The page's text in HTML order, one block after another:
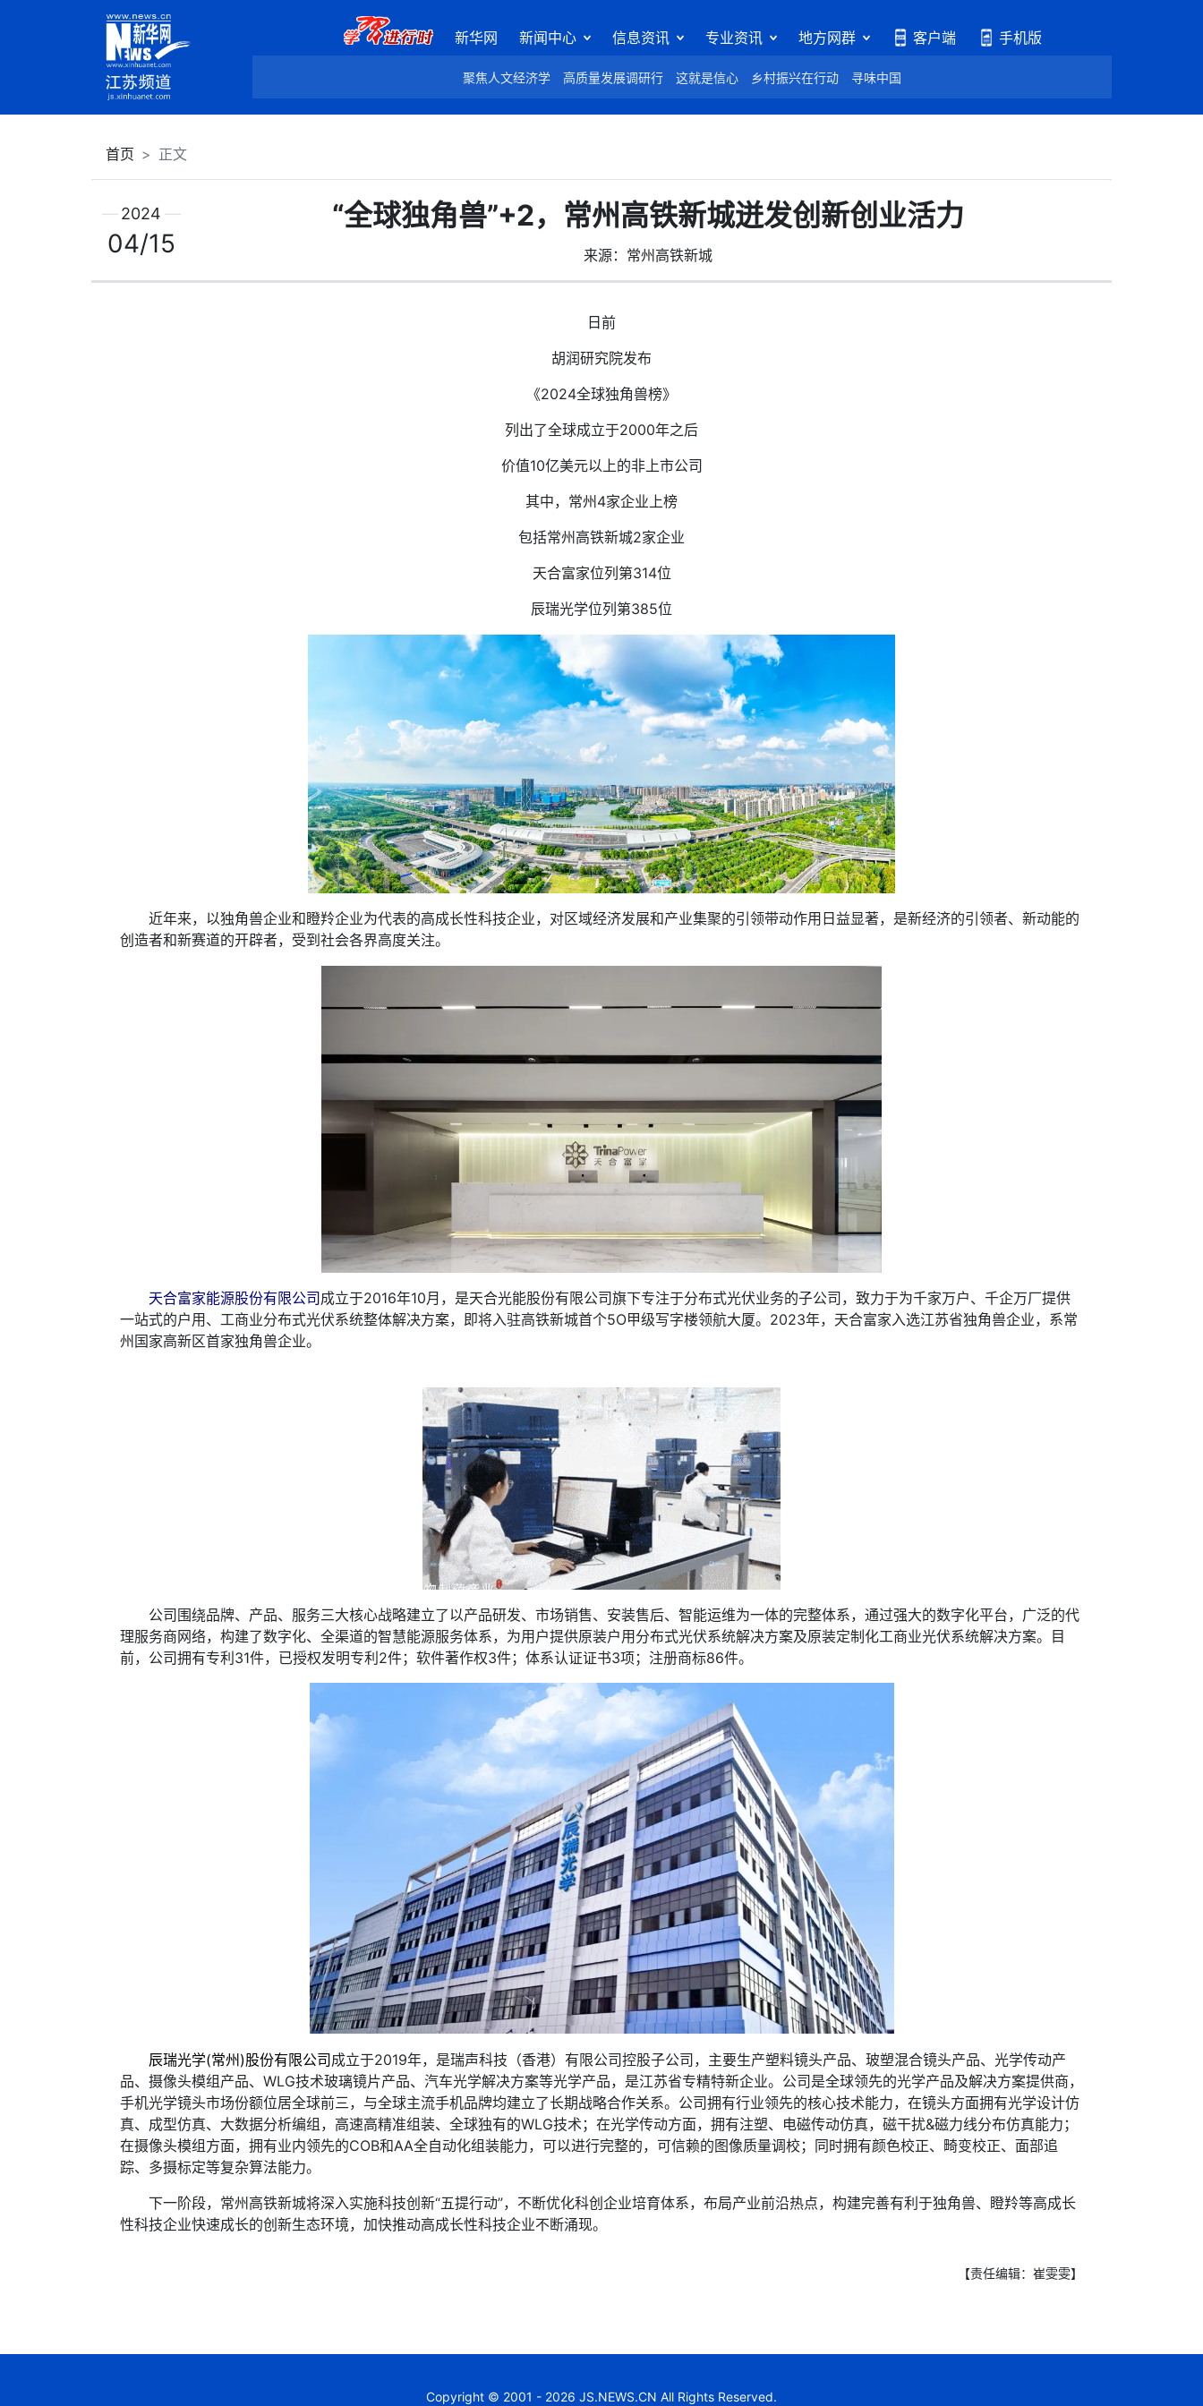
新华网 新闻中心 信息资讯 专业资讯 地方网群 客户端 手机版
聚焦人文经济学 高质量发展调研行 这就是信心 乡村振兴在行动 寻味中国
首页 正文
“全球独角兽”+2，常州高铁新城迸发创新创业活力
来源：常州高铁新城
2024
04/15
日前
胡润研究院发布
《2024全球独角兽榜》
列出了全球成立于2000年之后
价值10亿美元以上的非上市公司
其中，常州4家企业上榜
包括常州高铁新城2家企业
天合富家位列第314位
辰瑞光学位列第385位
近年来，以独角兽企业和瞪羚企业为代表的高成长性科技企业，对区域经济发展和产业集聚的引领带动作用日益显著，是新经济的引领者、新动能的
创造者和新赛道的开辟者，受到社会各界高度关注。
天合富家能源股份有限公司 成立于2016年10月，是天合光能股份有限公司旗下专注于分布式光伏业务的子公司，致力于为千家万户、千企万厂提供
一站式的户用、工商业分布式光伏系统整体解决方案，即将入驻高铁新城首个5O甲级写字楼领航大厦。2023年，天合富家入选江苏省独角兽企业，系常
州国家高新区首家独角兽企业。
公司围绕品牌、产品、服务三大核心战略建立了以产品研发、市场销售、安装售后、智能运维为一体的完整体系，通过强大的数字化平台，广泛的代
理服务商网络，构建了数字化、全渠道的智慧能源服务体系，为用户提供原装户用分布式光伏系统解决方案及原装定制化工商业光伏系统解决方案。目
前，公司拥有专利31件，已授权发明专利2件；软件著作权3件；体系认证证书3项；注册商标86件。
辰瑞光学(常州)股份有限公司 成立于2019年，是瑞声科技（香港）有限公司控股子公司，主要生产塑料镜头产品、玻塑混合镜头产品、光学传动产
品、摄像头模组产品、WLG技术玻璃镜片产品、汽车光学解决方案等光学产品，是江苏省专精特新企业。公司是全球领先的光学产品及解决方案提供商，
手机光学镜头市场份额位居全球前三，与全球主流手机品牌均建立了长期战略合作关系。公司拥有行业领先的核心技术能力，在镜头方面拥有光学设计仿
真、成型仿真、大数据分析编组，高速高精准组装、全球独有的WLG技术；在光学传动方面，拥有注塑、电磁传动仿真，磁干扰&磁力线分布仿真能力；
在摄像头模组方面，拥有业内领先的COB和AA全自动化组装能力，可以进行完整的，可信赖的图像质量调校；同时拥有颜色校正、畸变校正、面部追
踪、多摄标定等复杂算法能力。
下一阶段，常州高铁新城将深入实施科技创新“五提行动”，不断优化科创企业培育体系，布局产业前沿热点，构建完善有利于独角兽、瞪羚等高成长
性科技企业快速成长的创新生态环境，加快推动高成长性科技企业不断涌现。
【责任编辑：崔雯雯】
Copyright © 2001 - 2026 JS.NEWS.CN All Rights Reserved.